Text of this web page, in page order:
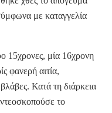
με καταγγελία
15χρονες, μία 16χρονη
φανερή αιτία,
Κατά τη διάρκεια
το